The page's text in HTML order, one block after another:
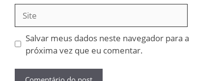
Site
Salvar meus dados neste navegador para a
próxima vez que eu comentar.